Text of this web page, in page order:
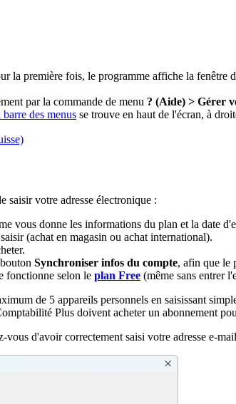
la première fois, le programme affiche la fenêtre
par la commande de menu ? (Aide) > Gérer
barre des menus se trouve en haut de l'écran, à
saisir votre adresse électronique :
vous donne les informations du plan et la date
(achat en magasin ou achat international).
Synchroniser infos du compte, afin que le
fonctionne selon le plan Free (même sans entrer
de 5 appareils personnels en saisissant
Plus doivent acheter un abonnement
vous d'avoir correctement saisi votre adresse e-